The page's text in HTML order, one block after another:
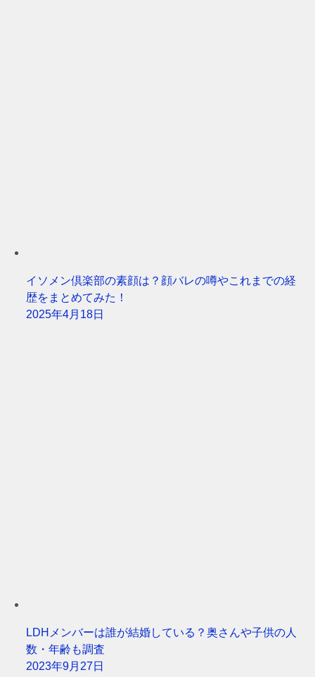
イソメン倶楽部の素顔は？顔バレの噂やこれまでの経
歴をまとめてみた！
2025年4月18日
LDHメンバーは誰が結婚している？奥さんや子供の人
数・年齢も調査
2023年9月27日